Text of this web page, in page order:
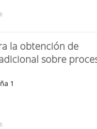
la obtención de
sobre
1